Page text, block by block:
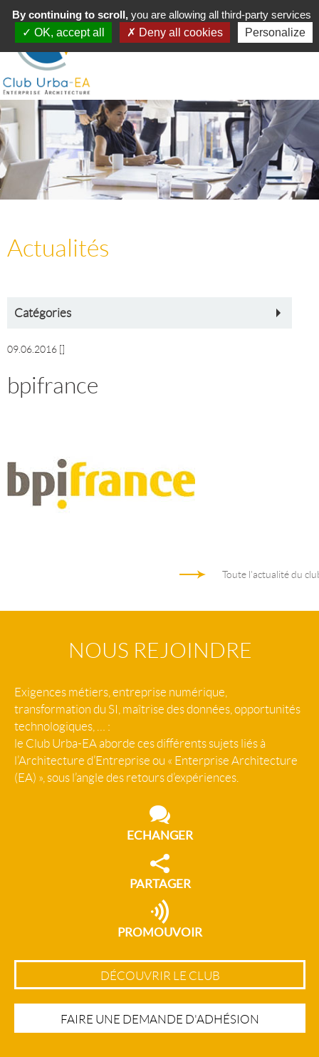
Toggle
navigation
MENU
Actualités
Catégories
09.06.2016
bpifrance
Toute l'actualité du
NOUS REJOINDRE
Exigences métiers, entreprise numérique,
transformation du SI, maîtrise des données, opportunités
technologiques, … :
le Club Urba-EA aborde ces différents sujets liés à
l’Architecture d’Entreprise ou « Enterprise Architecture
(EA) », sous l’angle des retours d’expériences.
ECHANGER
PARTAGER
PROMOUVOIR
DÉCOUVRIR LE CLUB
FAIRE UNE DEMANDE D'ADHÉSION
By continuing to scroll,you are allowing all third-party services
OK, accept all
Deny all cookies Personalize